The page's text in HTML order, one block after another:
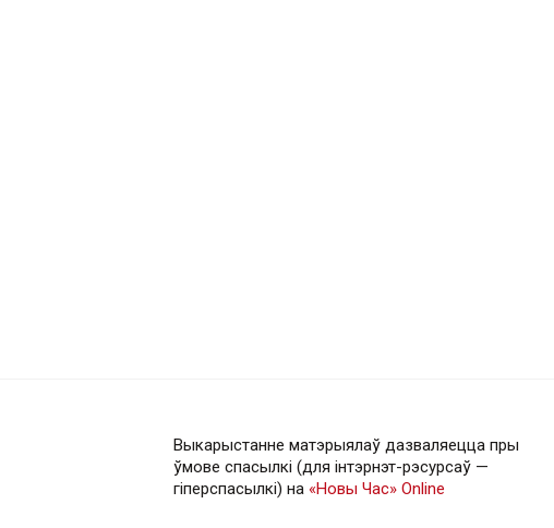
Выкарыстанне матэрыялаў дазваляецца пры
ўмове спасылкі (для інтэрнэт-рэсурсаў —
гiперспасылкi) на «Новы Час» Online